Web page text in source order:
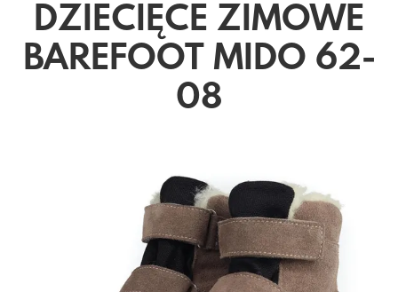
DZIECIĘCE ZIMOWE
BAREFOOT MIDO 62-
08